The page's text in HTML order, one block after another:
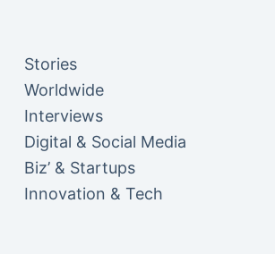
Stories
Worldwide
Interviews
Digital & Social Media
Biz’ & Startups
Innovation & Tech